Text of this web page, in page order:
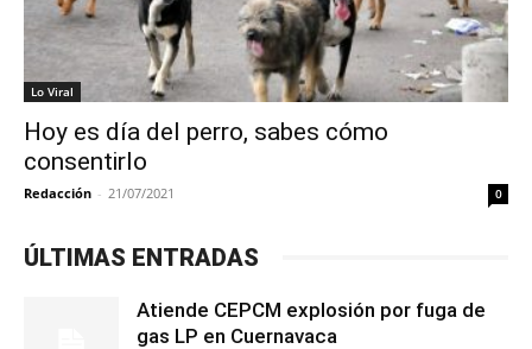
Lo Viral
Hoy es día del perro, sabes cómo
consentirlo
Redacción - 21/07/2021 0
ÚLTIMAS ENTRADAS
Atiende CEPCM explosión por fuga de
gas LP en Cuernavaca